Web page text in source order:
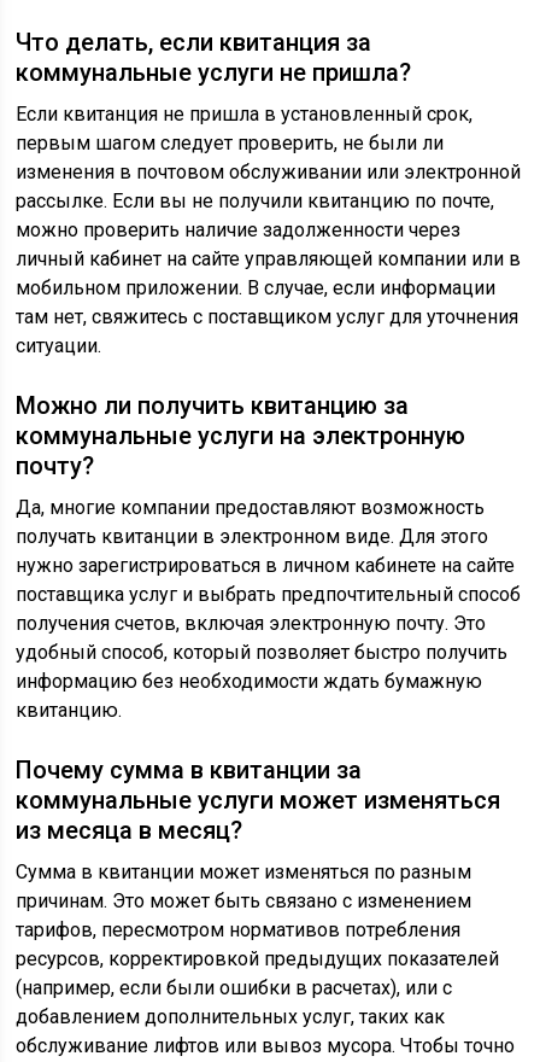
Что делать, если квитанция за
коммунальные услуги не пришла?
Если квитанция не пришла в установленный срок,
первым шагом следует проверить, не были ли
изменения в почтовом обслуживании или электронной
рассылке. Если вы не получили квитанцию по почте,
можно проверить наличие задолженности через
личный кабинет на сайте управляющей компании или в
мобильном приложении. В случае, если информации
там нет, свяжитесь с поставщиком услуг для уточнения
ситуации.
Можно ли получить квитанцию за
коммунальные услуги на электронную
почту?
Да, многие компании предоставляют возможность
получать квитанции в электронном виде. Для этого
нужно зарегистрироваться в личном кабинете на сайте
поставщика услуг и выбрать предпочтительный способ
получения счетов, включая электронную почту. Это
удобный способ, который позволяет быстро получить
информацию без необходимости ждать бумажную
квитанцию.
Почему сумма в квитанции за
коммунальные услуги может изменяться
из месяца в месяц?
Сумма в квитанции может изменяться по разным
причинам. Это может быть связано с изменением
тарифов, пересмотром нормативов потребления
ресурсов, корректировкой предыдущих показателей
(например, если были ошибки в расчетах), или с
добавлением дополнительных услуг, таких как
обслуживание лифтов или вывоз мусора. Чтобы точно